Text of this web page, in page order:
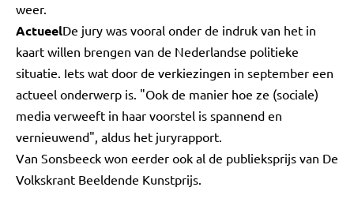
weer.
ActueelDe jury was vooral onder de indruk van het in
kaart willen brengen van de Nederlandse politieke
situatie. Iets wat door de verkiezingen in september een
actueel onderwerp is. "Ook de manier hoe ze (sociale)
media verweeft in haar voorstel is spannend en
vernieuwend", aldus het juryrapport.
Van Sonsbeeck won eerder ook al de publieksprijs van De
Volkskrant Beeldende Kunstprijs.